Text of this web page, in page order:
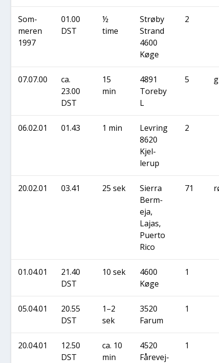
Som­
me­ren
1997
01.00
DST
½
time
Strø­by
Strand
4600
Køge
2
07.07.00
ca.
23.00
DST
15
min
4891
Tore­by
L
5
06.02.01 01.43 1 min
Levring
8620
Kjel­
lerup
2
20.02.01 03.41 25 sek
Sier­ra
Berm­
eja,
Lajas,
Puer­to
Rico
71
01.04.01
21.40
DST
10 sek
4600
Køge
1
05.04.01
20.55
DST
1–2
sek
3520
Farum
1
20.04.01
12.50
DST
ca. 10
min
4520
Fåre­vej­
1